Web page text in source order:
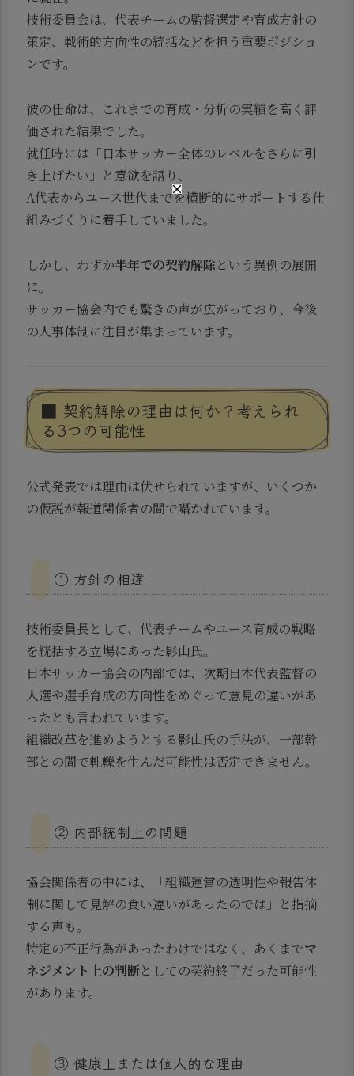
技術委員会は、代表チームの監督選定や育成方針の
策定、戦術的方向性の統括などを担う重要ポジショ
ンです。
彼の任命は、これまでの育成・分析の実績を高く評
価された結果でした。
就任時には「日本サッカー全体のレベルをさらに引
き上げたい」と意欲を語り、
A代表からユース世代までを横断的にサポートする仕
組みづくりに着手していました。
しかし、わずか半年での契約解除という異例の展開
に。
サッカー協会内でも驚きの声が広がっており、今後
の人事体制に注目が集まっています。
■ 契約解除の理由は何か？考えられ
る3つの可能性
公式発表では理由は伏せられていますが、いくつか
の仮説が報道関係者の間で囁かれています。
① 方針の相違
技術委員長として、代表チームやユース育成の戦略
を統括する立場にあった影山氏。
日本サッカー協会の内部では、次期日本代表監督の
人選や選手育成の方向性をめぐって意見の違いがあ
ったとも言われています。
組織改革を進めようとする影山氏の手法が、一部幹
部との間で軋轢を生んだ可能性は否定できません。
② 内部統制上の問題
協会関係者の中には、「組織運営の透明性や報告体
制に関して見解の食い違いがあったのでは」と指摘
する声も。
特定の不正行為があったわけではなく、あくまでマ
ネジメント上の判断としての契約終了だった可能性
があります。
③ 健康上または個人的な理由